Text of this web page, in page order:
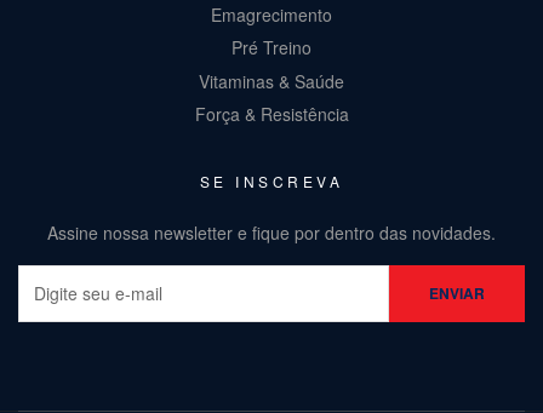
Emagrecimento
Pré Treino
Vitaminas & Saúde
Força & Resistência
SE INSCREVA
Assine nossa newsletter e fique por dentro das novidades.